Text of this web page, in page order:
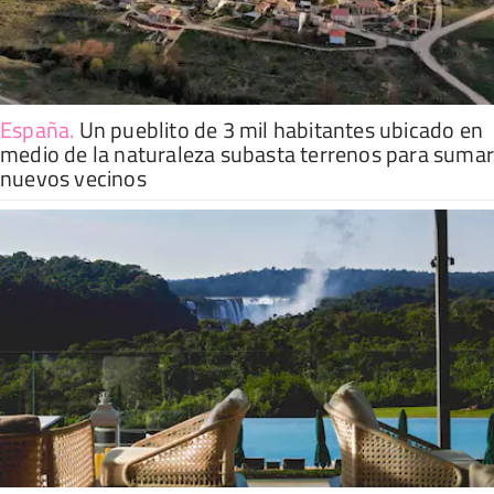
España. Un pueblito de 3 mil habitantes ubicado en
medio de la naturaleza subasta terrenos para sumar
nuevos vecinos